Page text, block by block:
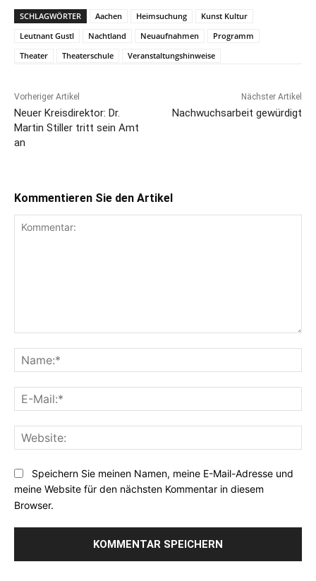
SCHLAGWÖRTER Aachen Heimsuchung
Kunst Kultur
Leutnant Gustl
Nachtland Neuaufnahmen
Programm
Theater
Theaterschule Veranstaltungshinweise
Vorheriger Artikel
Neuer Kreisdirektor: Dr.
Martin Stiller tritt sein Amt
an
Nächster Artikel
Nachwuchsarbeit gewürdigt
Kommentieren Sie den Artikel
Speichern Sie meinen Namen, meine E-Mail-Adresse und
meine Website für den nächsten Kommentar in diesem
Browser.